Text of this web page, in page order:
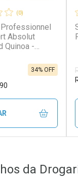
(0)
Absolut
Quinoa -
500g +
34% OFF
da